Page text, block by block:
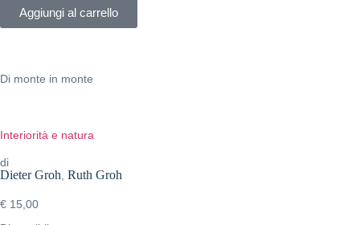
Aggiungi al carrello
Di monte in monte
Interiorità e natura
di
Dieter Groh Ruth Groh
€ 15,00